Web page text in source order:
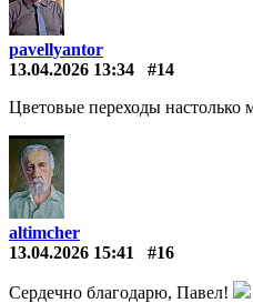
pavellyantor
13.04.2026 13:34
#14
Цветовые переходы настолько
altimcher
13.04.2026 15:41
#16
Сердечно благодарю, Павел!